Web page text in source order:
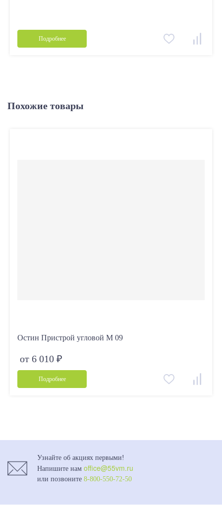
Подробнее
Похожие товары
Остин Пристрой угловой М 09
от 6 010 ₽
Подробнее
Узнайте об акциях первыми!
Напишите нам office@55vm.ru
или позвоните 8-800-550-72-50